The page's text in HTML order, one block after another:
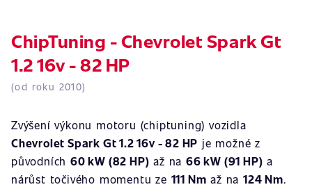
ChipTuning - Chevrolet Spark Gt
1.2 16v - 82 HP
(od roku 2010)
Zvýšení výkonu motoru (chiptuning) vozidla
Chevrolet Spark Gt 1.2 16v - 82 HP je možné z
původních60 kW (82 HP) až na66 kW (91 HP) a
nárůst točivého momentu ze 111 Nm až na124 Nm.